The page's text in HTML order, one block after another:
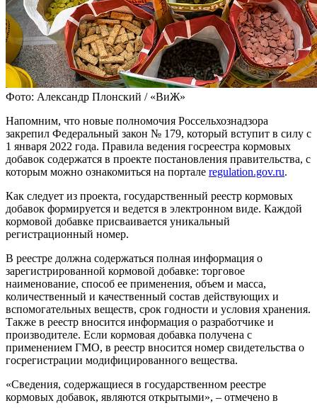
Фото: Александр Плонский / «ВиЖ»
Напомним, что новые полномочия Россельхознадзора
закрепил Федеральный закон № 179, который вступит в силу с
1 января 2022 года. Правила ведения госреестра кормовых
добавок содержатся в проекте постановления правительства, с
которым можно ознакомиться на портале regulation.gov.ru.
Как следует из проекта, государственный реестр кормовых
добавок формируется и ведется в электронном виде. Каждой
кормовой добавке присваивается уникальный
регистрационный номер.
В реестре должна содержаться полная информация о
зарегистрированной кормовой добавке: торговое
наименование, способ ее применения, объем и масса,
количественный и качественный состав действующих и
вспомогательных веществ, срок годности и условия хранения.
Также в реестр вносится информация о разработчике и
производителе. Если кормовая добавка получена с
применением ГМО, в реестр вносится номер свидетельства о
госрегистрации модифицированного вещества.
«Сведения, содержащиеся в государственном реестре
кормовых добавок, являются открытыми», – отмечено в